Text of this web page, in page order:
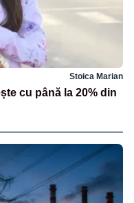
Stoica Marian
cu până la 20% din